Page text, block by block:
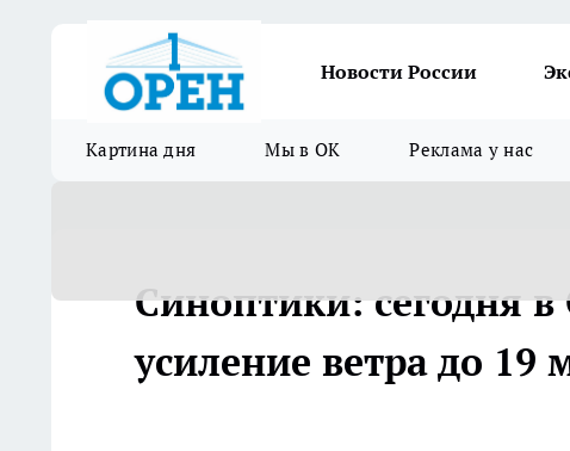
Новости России
Картина дня Мы в ОК Реклама у нас
Синоптики: сегодня
усиление ветра до 19